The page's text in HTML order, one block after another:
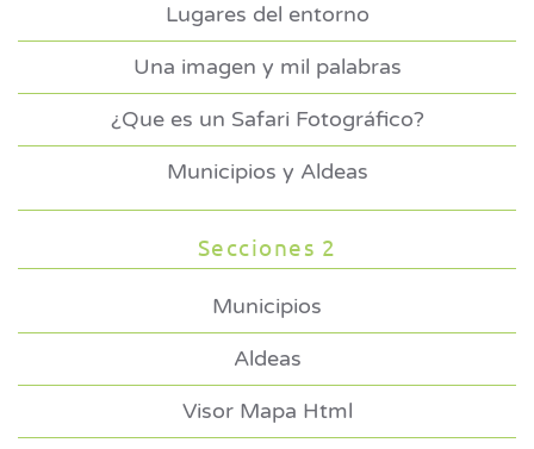
Lugares del entorno
Una imagen y mil palabras
¿Que es un Safari Fotográfico?
Municipios y Aldeas
Secciones 2
Municipios
Aldeas
Visor Mapa Html